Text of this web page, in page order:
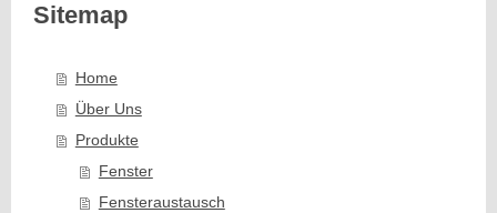
Sitemap
Home
Über Uns
Produkte
Fenster
Fensteraustausch